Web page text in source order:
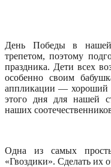
День Победы в нашей
трепетом, поэтому
праздника. Дети всех
особенно своим
аппликации — хороший
этого дня для нашей
наших
Одна из самых
«Гвоздики». Сделать их